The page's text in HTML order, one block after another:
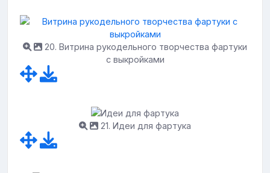
20. Витрина рукодельного творчества фартуки
с выкройками
21. Идеи для фартука